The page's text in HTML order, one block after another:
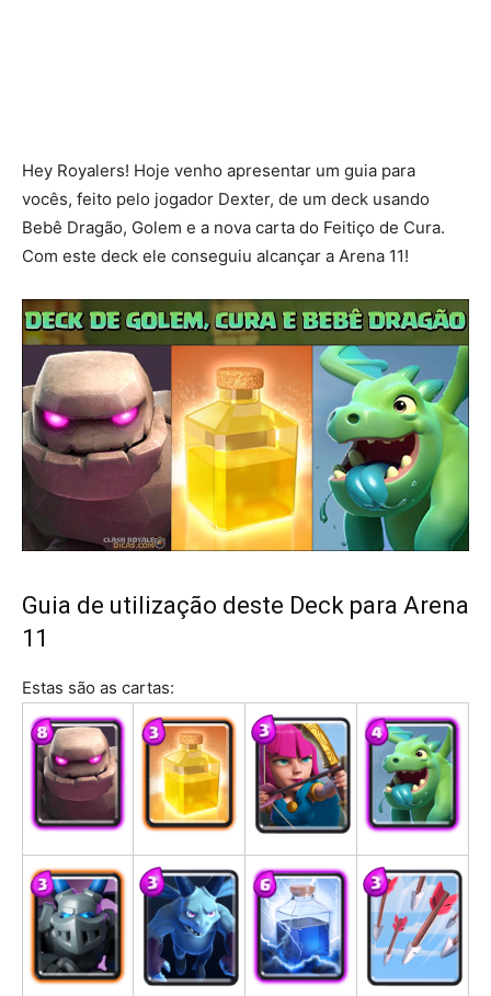
Hey Royalers! Hoje venho apresentar um guia para
vocês, feito pelo jogador Dexter, de um deck usando
Bebê Dragão, Golem e a nova carta do Feitiço de Cura.
Com este deck ele conseguiu alcançar a Arena 11!
Guia de utilização deste Deck para Arena
11
Estas são as cartas: